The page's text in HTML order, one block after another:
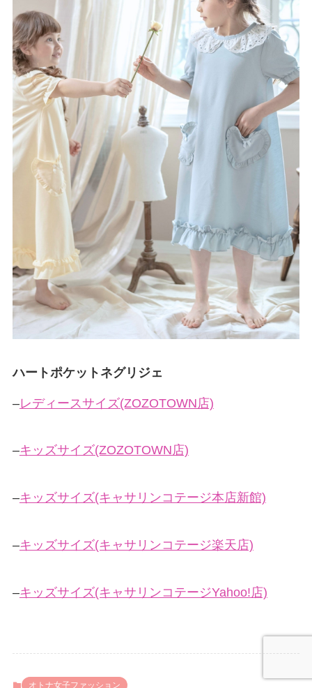
ハートポケットネグリジェ
–レディースサイズ(ZOZOTOWN店)
–キッズサイズ(ZOZOTOWN店)
–キッズサイズ(キャサリンコテージ本店新館)
–キッズサイズ(キャサリンコテージ楽天店)
–キッズサイズ(キャサリンコテージYahoo!店)
オトナ女子ファッション